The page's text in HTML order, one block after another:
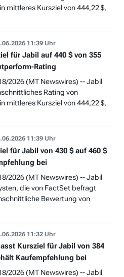
mittleres Kursziel von 444,22 $,
11:39 Uhr
für Jabil auf 440 $ von 355
Rating
2026 (MT Newswires) -- Jabil
Rating von
mittleres Kursziel von 444,22 $,
11:39 Uhr
für Jabil von 430 $ auf 460 $
bei
2026 (MT Newswires) -- Jabil
die von FactSet befragt
Bewertung von
11:32 Uhr
Kursziel für Jabil von 384
Kaufempfehlung bei
2026 (MT Newswires) -- Jabil